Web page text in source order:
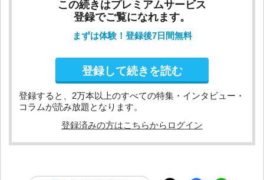
この続きはプレミアムサービス
登録でご覧になれます。
まずは体験！登録後7日間無料
登録して続きを読む
登録すると、2万本以上のすべての特集・インタビュー・
コラムが読み放題となります。
登録済みの方はこちらからログイン